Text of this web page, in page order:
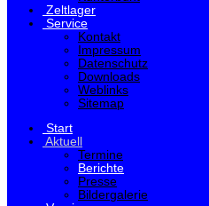
Zeltlager
Service
Kontakt
Impressum
Datenschutz
Downloads
Weblinks
Sitemap
Start
Aktuell
Termine
Berichte
Presse
Bildergalerie